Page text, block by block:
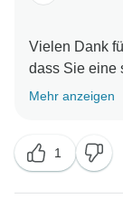
Vielen Dank
dass Sie eine
haben und
Mehr anzeigen
1